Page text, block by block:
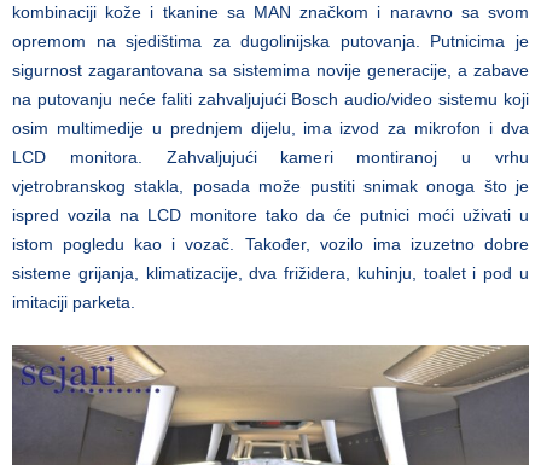
kombinaciji kože i tkanine sa MAN značkom i naravno sa svom
opremom na sjedištima za dugolinijska putovanja. Putnicima je
sigurnost zagarantovana sa sistemima novije generacije, a zabave
na putovanju neće faliti zahvaljujući Bosch audio/video sistemu koji
osim multimedije u prednjem dijelu, ima izvod za mikrofon i dva
LCD monitora. Zahvaljujući kameri montiranoj u vrhu
vjetrobranskog stakla, posada može pustiti snimak onoga što je
ispred vozila na LCD monitore tako da će putnici moći uživati u
istom pogledu kao i vozač. Također, vozilo ima izuzetno dobre
sisteme grijanja, klimatizacije, dva frižidera, kuhinju, toalet i pod u
imitaciji parketa.